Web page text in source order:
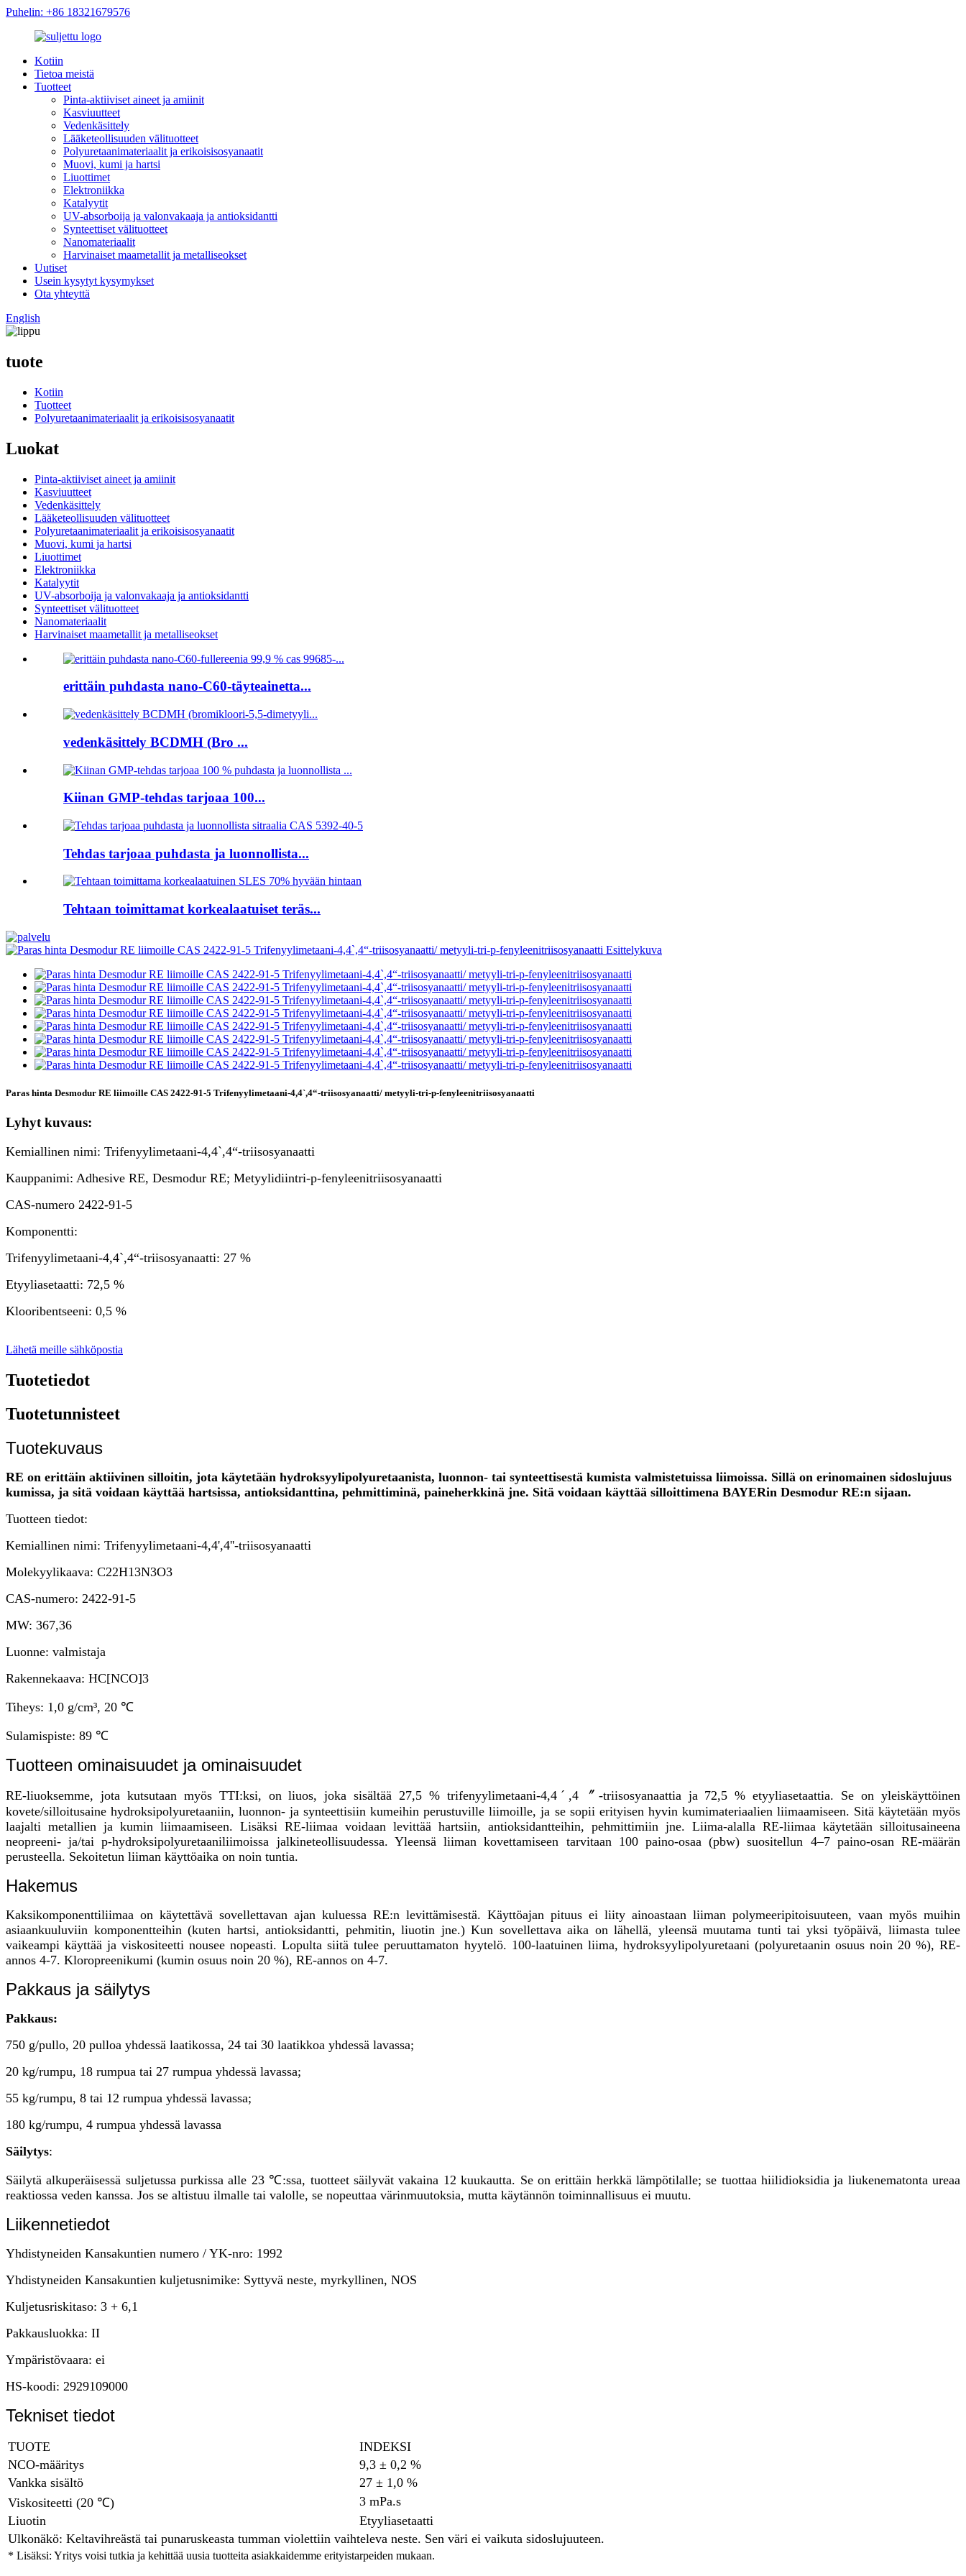
Puhelin: +86 18321679576
Kotiin
Tietoa meistä
Tuotteet
Pinta-aktiiviset aineet ja amiinit
Kasviuutteet
Vedenkäsittely
Lääketeollisuuden välituotteet
Polyuretaanimateriaalit ja erikoisisosyanaatit
Muovi, kumi ja hartsi
Liuottimet
Elektroniikka
Katalyytit
UV-absorboija ja valonvakaaja ja antioksidantti
Synteettiset välituotteet
Nanomateriaalit
Harvinaiset maametallit ja metalliseokset
Uutiset
Usein kysytyt kysymykset
Ota yhteyttä
English
tuote
Kotiin
Tuotteet
Polyuretaanimateriaalit ja erikoisisosyanaatit
Luokat
Pinta-aktiiviset aineet ja amiinit
Kasviuutteet
Vedenkäsittely
Lääketeollisuuden välituotteet
Polyuretaanimateriaalit ja erikoisisosyanaatit
Muovi, kumi ja hartsi
Liuottimet
Elektroniikka
Katalyytit
UV-absorboija ja valonvakaaja ja antioksidantti
Synteettiset välituotteet
Nanomateriaalit
Harvinaiset maametallit ja metalliseokset
erittäin puhdasta nano-C60-täyteainetta...
vedenkäsittely BCDMH (Bro ...
Kiinan GMP-tehdas tarjoaa 100...
Tehdas tarjoaa puhdasta ja luonnollista...
Tehtaan toimittamat korkealaatuiset teräs...
Paras hinta Desmodur RE liimoille CAS 2422-91-5 Trifenyylimetaani-4,4`,4“-triisosyanaatti/ metyyli-tri-p-fenyleenitriisosyanaatti
Lyhyt kuvaus:
Kemiallinen nimi: Trifenyylimetaani-4,4`,4“-triisosyanaatti
Kauppanimi: Adhesive RE, Desmodur RE; Metyylidiintri-p-fenyleenitriisosyanaatti
CAS-numero 2422-91-5
Komponentti:
Trifenyylimetaani-4,4`,4“-triisosyanaatti: 27 %
Etyyliasetaatti: 72,5 %
Klooribentseeni: 0,5 %
Lähetä meille sähköpostia
Tuotetiedot
Tuotetunnisteet
Tuotekuvaus
RE on erittäin aktiivinen silloitin, jota käytetään hydroksyylipolyuretaanista, luonnon- tai synteettisestä kumista valmistetuissa liimoissa. Sillä on erinomainen sidoslujuus
kumissa, ja sitä voidaan käyttää hartsissa, antioksidanttina, pehmittiminä, paineherkkinä jne. Sitä voidaan käyttää silloittimena BAYERin Desmodur RE:n sijaan.
Tuotteen tiedot:
Kemiallinen nimi: Trifenyylimetaani-4,4',4''-triisosyanaatti
Molekyylikaava: C22H13N3O3
CAS-numero: 2422-91-5
MW: 367,36
Luonne: valmistaja
Rakennekaava: HC[NCO]3
Tiheys: 1,0 g/cm³, 20 ℃
Sulamispiste: 89 ℃
Tuotteen ominaisuudet ja ominaisuudet
RE-liuoksemme, jota kutsutaan myös TTI:ksi, on liuos, joka sisältää 27,5 % trifenyylimetaani-4,4ˊ,4〞-triisosyanaattia ja 72,5 % etyyliasetaattia. Se on yleiskäyttöinen
kovete/silloitusaine hydroksipolyuretaaniin, luonnon- ja synteettisiin kumeihin perustuville liimoille, ja se sopii erityisen hyvin kumimateriaalien liimaamiseen. Sitä käytetään myös
laajalti metallien ja kumin liimaamiseen. Lisäksi RE-liimaa voidaan levittää hartsiin, antioksidantteihin, pehmittimiin jne. Liima-alalla RE-liimaa käytetään silloitusaineena
neopreeni- ja/tai p-hydroksipolyuretaaniliimoissa jalkineteollisuudessa. Yleensä liiman kovettamiseen tarvitaan 100 paino-osaa (pbw) suositellun 4–7 paino-osan RE-määrän
perusteella. Sekoitetun liiman käyttöaika on noin tuntia.
Hakemus
Kaksikomponenttiliimaa on käytettävä sovellettavan ajan kuluessa RE:n levittämisestä. Käyttöajan pituus ei liity ainoastaan ​​liiman polymeeripitoisuuteen, vaan myös muihin
asiaankuuluviin komponentteihin (kuten hartsi, antioksidantti, pehmitin, liuotin jne.) Kun sovellettava aika on lähellä, yleensä muutama tunti tai yksi työpäivä, liimasta tulee
vaikeampi käyttää ja viskositeetti nousee nopeasti. Lopulta siitä tulee peruuttamaton hyytelö. 100-laatuinen liima, hydroksyylipolyuretaani (polyuretaanin osuus noin 20 %), RE-
annos 4-7. Kloropreenikumi (kumin osuus noin 20 %), RE-annos on 4-7.
Pakkaus ja säilytys
Pakkaus:
750 g/pullo, 20 pulloa yhdessä laatikossa, 24 tai 30 laatikkoa yhdessä lavassa;
20 kg/rumpu, 18 rumpua tai 27 rumpua yhdessä lavassa;
55 kg/rumpu, 8 tai 12 rumpua yhdessä lavassa;
180 kg/rumpu, 4 rumpua yhdessä lavassa
Säilytys:
Säilytä alkuperäisessä suljetussa purkissa alle 23 ℃:ssa, tuotteet säilyvät vakaina 12 kuukautta. Se on erittäin herkkä lämpötilalle; se tuottaa hiilidioksidia ja liukenematonta ureaa
reaktiossa veden kanssa. Jos se altistuu ilmalle tai valolle, se nopeuttaa värinmuutoksia, mutta käytännön toiminnallisuus ei muutu.
Liikennetiedot
Yhdistyneiden Kansakuntien numero / YK-nro: 1992
Yhdistyneiden Kansakuntien kuljetusnimike: Syttyvä neste, myrkyllinen, NOS
Kuljetusriskitaso: 3 + 6,1
Pakkausluokka: II
Ympäristövaara: ei
HS-koodi: 2929109000
Tekniset tiedot
TUOTE
INDEKSI
NCO-määritys
9,3 ± 0,2 %
Vankka sisältö
27 ± 1,0 %
Viskositeetti (20 ℃)
3 mPa.s
Liuotin
Etyyliasetaatti
Ulkonäkö: Keltavihreästä tai punaruskeasta tumman violettiin vaihteleva neste. Sen väri ei vaikuta sidoslujuuteen.
* Lisäksi: Yritys voisi tutkia ja kehittää uusia tuotteita asiakkaidemme erityistarpeiden mukaan.